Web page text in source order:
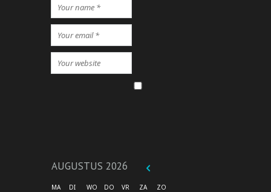
AUGUSTUS 2026
MA DI WO DO VR ZA ZO